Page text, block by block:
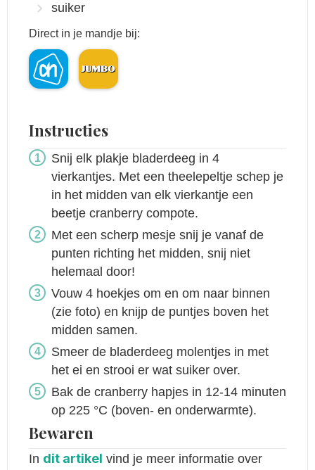
suiker
Direct in je mandje bij:
Instructies
Snij elk plakje bladerdeeg in 4
vierkantjes. Met een theelepeltje schep je
in het midden van elk vierkantje een
beetje cranberry compote.
Met een scherp mesje snij je vanaf de
punten richting het midden, snij niet
helemaal door!
Vouw 4 hoekjes om en om naar binnen
(zie foto) en knijp de puntjes boven het
midden samen.
Smeer de bladerdeeg molentjes in met
het ei en strooi er wat suiker over.
Bak de cranberry hapjes in 12-14 minuten
op 225 °C (boven- en onderwarmte).
Bewaren
In dit artikel vind je meer informatie over